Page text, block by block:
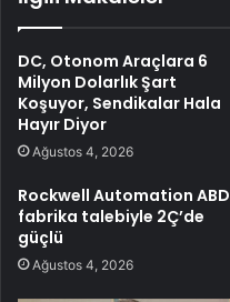
DC, Otonom Araçlara 6
Milyon Dolarlık Şart
Koşuyor, Sendikalar Hala
Hayır Diyor
Ağustos 4, 2026
Rockwell Automation ABD
fabrika talebiyle 2Ç’de
güçlü
Ağustos 4, 2026